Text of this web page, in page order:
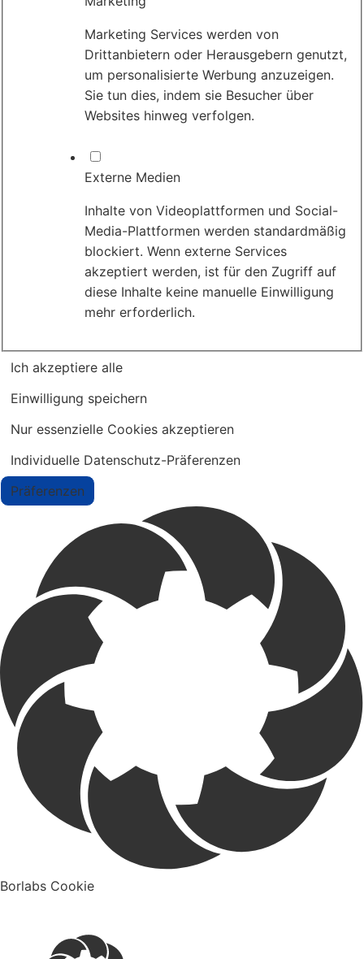
Marketing Services werden von
Drittanbietern oder Herausgebern genutzt,
um personalisierte Werbung anzuzeigen.
Sie tun dies, indem sie Besucher über
Websites hinweg verfolgen.
Externe Medien
Inhalte von Videoplattformen und Social-
Media-Plattformen werden standardmäßig
blockiert. Wenn externe Services
akzeptiert werden, ist für den Zugriff auf
diese Inhalte keine manuelle Einwilligung
mehr erforderlich.
Ich akzeptiere alle
Einwilligung speichern
Nur essenzielle Cookies akzeptieren
Individuelle Datenschutz-Präferenzen
Präferenzen
Borlabs Cookie